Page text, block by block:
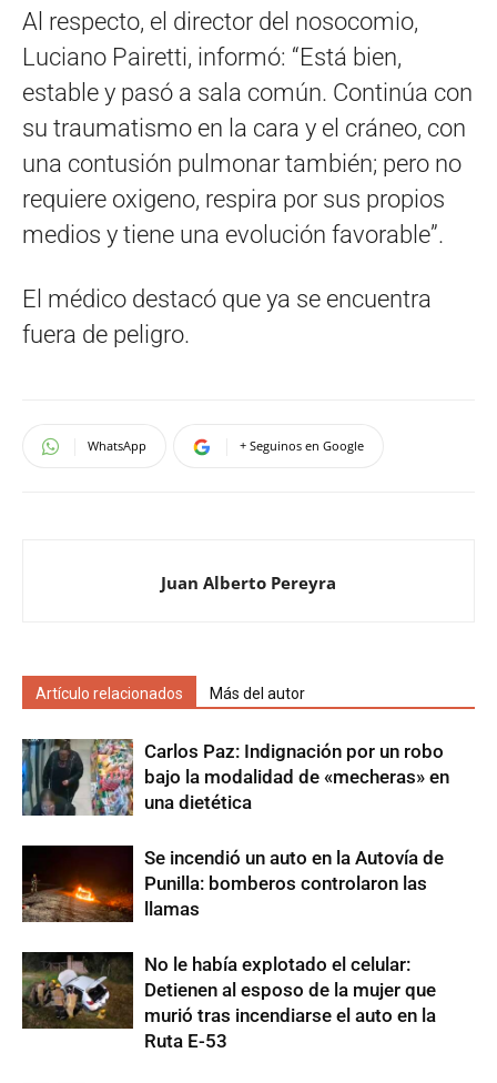
Al respecto, el director del nosocomio,
Luciano Pairetti, informó: “Está bien,
estable y pasó a sala común. Continúa con
su traumatismo en la cara y el cráneo, con
una contusión pulmonar también; pero no
requiere oxigeno, respira por sus propios
medios y tiene una evolución favorable”.
El médico destacó que ya se encuentra
fuera de peligro.
WhatsApp + Seguinos en Google
Juan Alberto Pereyra
Artículo relacionados Más del autor
Carlos Paz: Indignación por un robo
bajo la modalidad de «mecheras» en
una dietética
Se incendió un auto en la Autovía de
Punilla: bomberos controlaron las
llamas
No le había explotado el celular:
Detienen al esposo de la mujer que
murió tras incendiarse el auto en la
Ruta E-53